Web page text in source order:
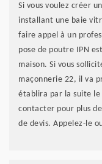
Si vous voulez créer
installant une baie
faire appel à un
pose de poutre IPN
maison. Si vous
maçonnerie 22, il va
établira par la suite le
contacter pour plus
de devis. Appelez-le